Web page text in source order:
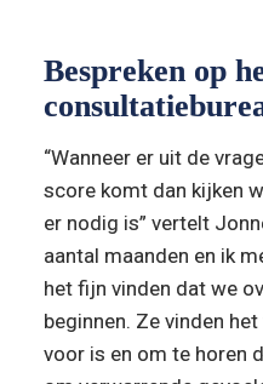
Bespreken op
“Wanneer er uit de
score komt dan kijken
er nodig is” vertelt
aantal maanden en ik
het fijn vinden dat we
beginnen. Ze vinden
voor is en om te horen